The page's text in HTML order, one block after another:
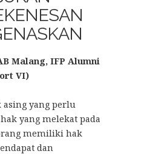
Malang, IFP Alumni
VI)
yang perlu
yang melekat pada
memiliki hak
dan